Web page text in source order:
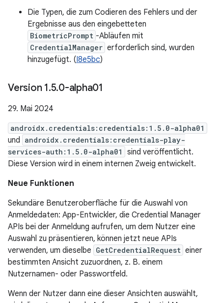
Die Typen, die zum Codieren des Fehlers und der
Ergebnisse aus den eingebetteten
BiometricPrompt -Abläufen mit
CredentialManager erforderlich sind, wurden
hinzugefügt. (I8e5bc)
Version 1.5.0-alpha01
29. Mai 2024
androidx.credentials:credentials:1.5.0-alpha01
und androidx.credentials:credentials-play-
services-auth:1.5.0-alpha01
sind veröffentlicht.
Diese Version wird in einem internen Zweig entwickelt.
Neue Funktionen
Sekundäre Benutzeroberfläche für die Auswahl von
Anmeldedaten: App-Entwickler, die Credential Manager
APIs bei der Anmeldung aufrufen, um dem Nutzer eine
Auswahl zu präsentieren, können jetzt neue APIs
verwenden, um dieselbe GetCredentialRequest einer
bestimmten Ansicht zuzuordnen, z. B. einem
Nutzernamen- oder Passwortfeld.
Wenn der Nutzer dann eine dieser Ansichten auswählt,